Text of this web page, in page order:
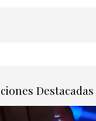
Destacadas